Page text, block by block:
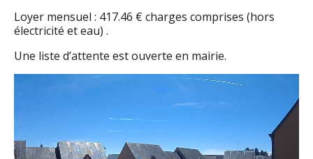
Loyer mensuel : 417.46 € charges comprises (hors
électricité et eau) .
Une liste d’attente est ouverte en mairie.